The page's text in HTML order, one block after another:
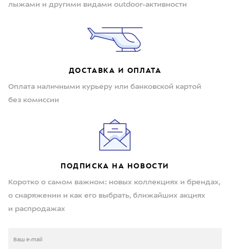
лыжами и другими видами outdoor-активности
ДОСТАВКА И ОПЛАТА
Оплата наличными курьеру или банковской картой
без комиссии
ПОДПИСКА НА НОВОСТИ
Коротко о самом важном: новых коллекциях и брендах,
о снаряжении и как его выбрать, ближайших акциях
и распродажах